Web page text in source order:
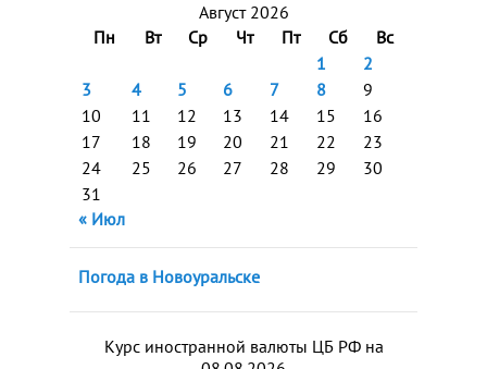
Август 2026
Пн
Вт Ср Чт Пт Сб
Вс
1
2
3
4 5 6 7 8
9
10
11 12 13 14 15
16
17
18 19 20 21 22
23
24
25 26 27 28 29
30
31
« Июл
Погода в Новоуральске
Курс иностранной валюты ЦБ РФ на